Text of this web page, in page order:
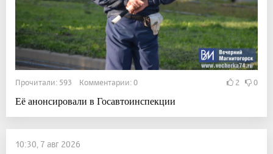
Прочитали: 593 Комментарии: 0 2 0
Её анонсировали в Госавтоинспекции
10:30, 7 авг 2026